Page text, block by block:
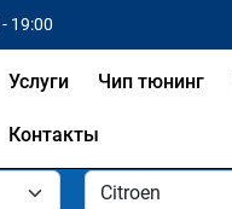
19:00
Услуги Чип тюнинг
Контакты